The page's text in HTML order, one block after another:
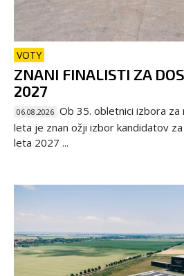
VOTY
ZNANI FINALISTI ZA
2027
06.08.2026 Ob 35. obletnici izbora
leta je znan ožji izbor kandidatov
leta 2027 ...